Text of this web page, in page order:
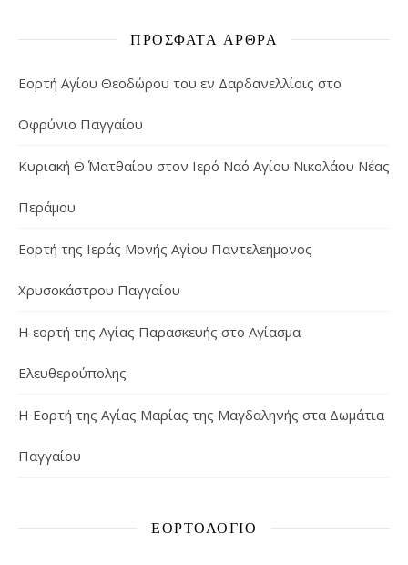
ΠΡΌΣΦΑΤΑ ΆΡΘΡΑ
Εορτή Αγίου Θεοδώρου του εν Δαρδανελλίοις στο
Οφρύνιο Παγγαίου
Κυριακή Θ΄ Ματθαίου στον Ιερό Ναό Αγίου Νικολάου Νέας
Περάμου
Εορτή της Ιεράς Μονής Αγίου Παντελεήμονος
Χρυσοκάστρου Παγγαίου
Η εορτή της Αγίας Παρασκευής στο Αγίασμα
Ελευθερούπολης
H Εορτή της Αγίας Μαρίας της Μαγδαληνής στα Δωμάτια
Παγγαίου
ΕΟΡΤΟΛΌΓΙΟ